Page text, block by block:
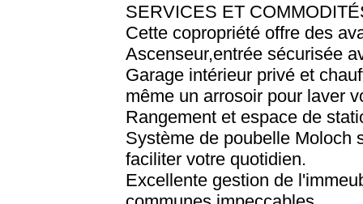
SERVICES ET
Cette copropriété offre des
Ascenseur,entrée sécurisée
Garage intérieur privé et
même un arrosoir pour laver
Rangement et espace de
Système de poubelle Moloch
faciliter votre quotidien.
Excellente gestion de